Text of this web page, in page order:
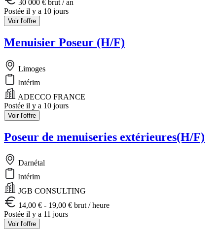
30 000 € brut / an
Postée il y a 10 jours
Voir l'offre
Menuisier Poseur (H/F)
Limoges
Intérim
ADECCO FRANCE
Postée il y a 10 jours
Voir l'offre
Poseur de menuiseries extérieures(H/F)
Darnétal
Intérim
JGB CONSULTING
14,00 € - 19,00 € brut / heure
Postée il y a 11 jours
Voir l'offre